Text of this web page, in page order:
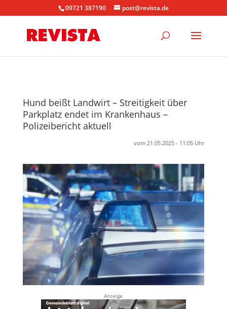
09721 387190 post@revista.de
Hund beißt Landwirt – Streitigkeit über
Parkplatz endet im Krankenhaus –
Polizeibericht aktuell
vom 21.05.2025 - 11:05 Uhr
Anzeige